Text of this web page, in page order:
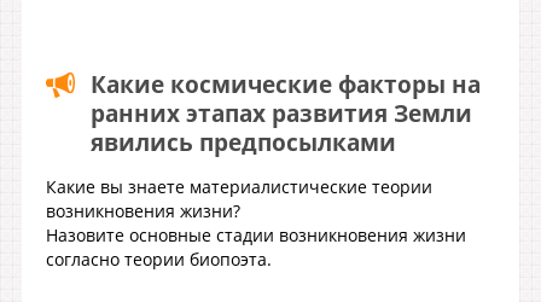
Какие космические факторы на
ранних этапах развития Земли
явились предпосылками
Какие вы знаете материалистические теории
возникновения жизни?
Назовите основные стадии возникновения жизни
согласно теории биопоэта.